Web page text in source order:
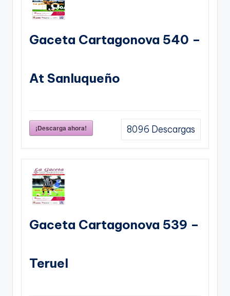
Gaceta Cartagonova 540 –
At Sanluqueño
¡Descarga ahora! 8096 Descargas
Gaceta Cartagonova 539 –
Teruel